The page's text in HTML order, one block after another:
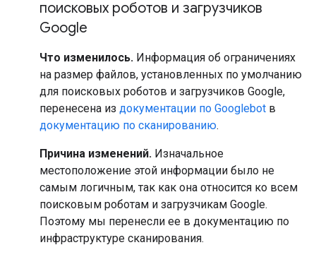
поисковых роботов и загрузчиков
Google
Что изменилось. Информация об ограничениях
на размер файлов, установленных по умолчанию
для поисковых роботов и загрузчиков Google,
перенесена из документации по Googlebot в
документацию по сканированию.
Причина изменений. Изначальное
местоположение этой информации было не
самым логичным, так как она относится ко всем
поисковым роботам и загрузчикам Google.
Поэтому мы перенесли ее в документацию по
инфраструктуре сканирования.